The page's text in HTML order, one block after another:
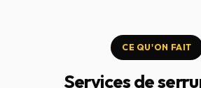
CE QU'ON FAIT
Services de